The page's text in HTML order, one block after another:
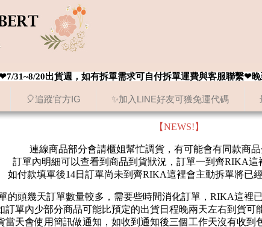
🎈追蹤官方IG ✨加入LINE好友可獲免運代碼
31~8/20出貨週，如有拆單需求可自付拆單運費與客服聯繫❤